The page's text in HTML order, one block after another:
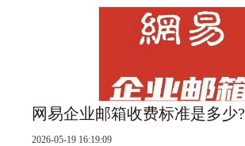
网易企业邮箱收费标准是多少?‌
2026-05-19 16:19:09